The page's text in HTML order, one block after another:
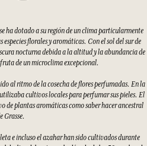
ha dotado a su región de un clima particularmente
florales y aromáticas. Con el sol del sur de
nocturna debida a la altitud y la abundancia de
de un microclima excepcional.
al ritmo de la cosecha de flores perfumadas. En la
cultivos locales para perfumar sus pieles. El
de plantas aromáticas como saber hacer ancestral
Grasse.
e incluso el azahar han sido cultivados durante